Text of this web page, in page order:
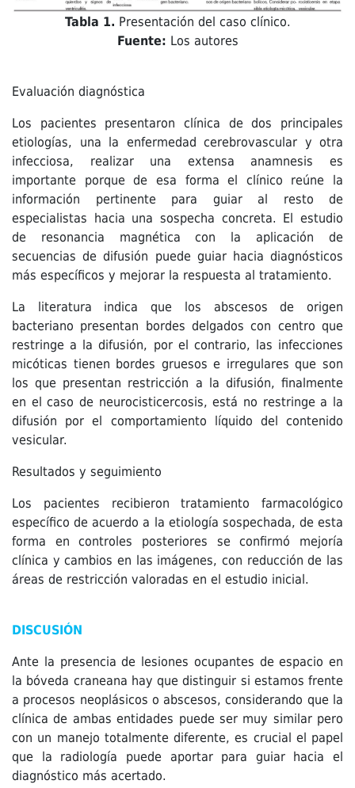
Tabla 1. Presentación del caso clínico.
Fuente: Los autores
Evaluación diagnóstica
Los pacientes presentaron clínica de dos principales
etiologías, una la enfermedad cerebrovascular y otra
infecciosa, realizar una extensa anamnesis es
importante porque de esa forma el clínico reúne la
información pertinente para guiar al resto de
especialistas hacia una sospecha concreta. El estudio
de resonancia magnética con la aplicación de
secuencias de difusión puede guiar hacia diagnósticos
más específicos y mejorar la respuesta al tratamiento.
La literatura indica que los abscesos de origen
bacteriano presentan bordes delgados con centro que
restringe a la difusión, por el contrario, las infecciones
micóticas tienen bordes gruesos e irregulares que son
los que presentan restricción a la difusión, finalmente
en el caso de neurocisticercosis, está no restringe a la
difusión por el comportamiento líquido del contenido
vesicular.
Resultados y seguimiento
Los pacientes recibieron tratamiento farmacológico
específico de acuerdo a la etiología sospechada, de esta
forma en controles posteriores se confirmó mejoría
clínica y cambios en las imágenes, con reducción de las
áreas de restricción valoradas en el estudio inicial.
DISCUSIÓN
Ante la presencia de lesiones ocupantes de espacio en
la bóveda craneana hay que distinguir si estamos frente
a procesos neoplásicos o abscesos, considerando que la
clínica de ambas entidades puede ser muy similar pero
con un manejo totalmente diferente, es crucial el papel
que la radiología puede aportar para guiar hacia el
diagnóstico más acertado.